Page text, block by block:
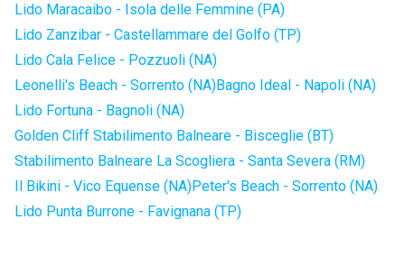
Lido Maracaibo - Isola delle Femmine (PA)
Lido Zanzibar - Castellammare del Golfo (TP)
Lido Cala Felice - Pozzuoli (NA)
Leonelli's Beach - Sorrento (NA)Bagno Ideal - Napoli (NA)
Lido Fortuna - Bagnoli (NA)
Golden Cliff Stabilimento Balneare - Bisceglie (BT)
Stabilimento Balneare La Scogliera - Santa Severa (RM)
Il Bikini - Vico Equense (NA)Peter's Beach - Sorrento (NA)
Lido Punta Burrone - Favignana (TP)